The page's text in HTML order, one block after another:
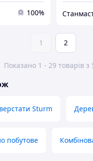
100%
1 2
Показано 1 - 29 товарів з
Sturm
побутове